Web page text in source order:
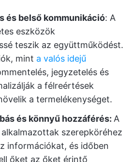
és belső kommunikáció: A
eszközök
teszik az együttműködést.
mint a valós idejű
jegyzetelés és
a félreértések
a termelékenységet.
és könnyű hozzáférés: A
szerepköréhez
információkat, és időben
őket az őket érintő